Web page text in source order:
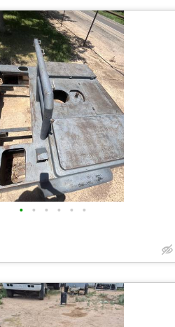
• • • • • •